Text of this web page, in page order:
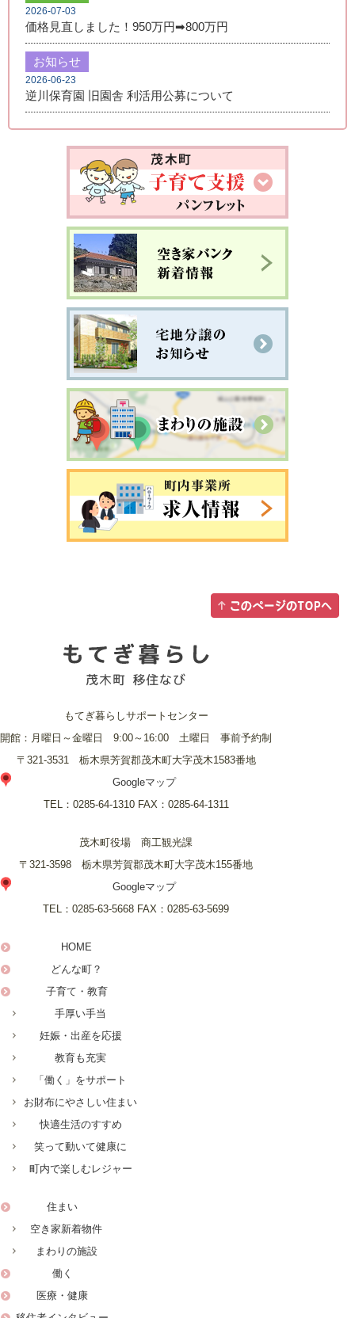
2026-07-03
価格見直しました！950万円➡800万円
お知らせ
2026-06-23
逆川保育園 旧園舎 利活用公募について
もてぎ暮らしサポートセンター
開館：月曜日～金曜日 9:00～16:00 土曜日 事前予約制
〒321-3531 栃木県芳賀郡茂木町大字茂木1583番地
Googleマップ
TEL： 0285-64-1310FAX： 0285-64-1311
茂木町役場 商工観光課
〒321-3598 栃木県芳賀郡茂木町大字茂木155番地
Googleマップ
TEL： 0285-63-5668 FAX： 0285-63-5699
HOME
どんな町？
子育て・教育
手厚い手当
妊娠・出産を応援
教育も充実
「働く」をサポート
お財布にやさしい住まい
快適生活のすすめ
笑って動いて健康に
町内で楽しむレジャー
住まい
空き家新着物件
まわりの施設
働く
医療・健康